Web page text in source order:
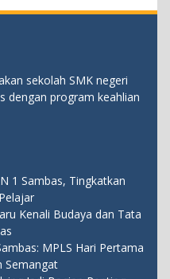
sekolah SMK negeri
dengan program keahlian
1 Sambas, Tingkatkan
Kenali Budaya dan Tata
MPLS Hari Pertama
Semangat